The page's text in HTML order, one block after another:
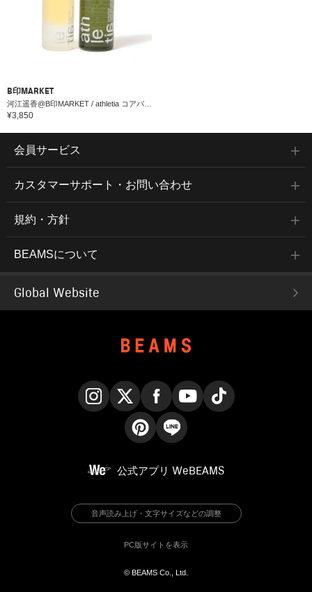
B印MARKET
¥3,850
会員サービス
カスタマーサポート・お問い合わせ
規約・方針
BEAMSについて
Global Website
公式アプリ WeBEAMS
音声読み上げ・文字サイズなどの調整
PC版サイトを表示
© BEAMS Co., Ltd.